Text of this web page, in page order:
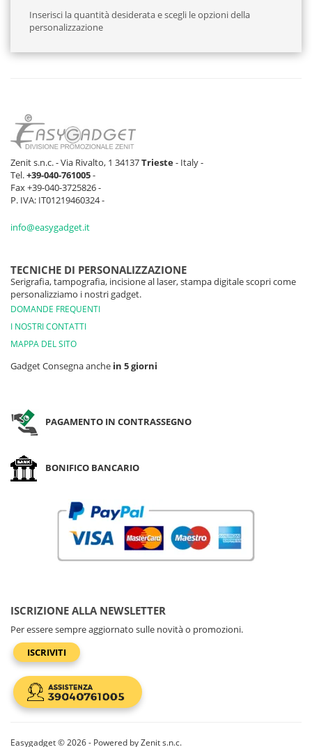
Inserisci la quantità desiderata e scegli le opzioni della
personalizzazione
Zenit s.n.c. - Via Rivalto, 1 34137Trieste- Italy -
Tel.+39-040-761005-
Fax +39-040-3725826 -
P. IVA: IT01219460324 -
info@easygadget.it
TECNICHE DI PERSONALIZZAZIONE
Serigrafia, tampografia, incisione al laser, stampa digitale scopri come
personalizziamo i nostri gadget.
DOMANDE FREQUENTI
I NOSTRI CONTATTI
MAPPA DEL SITO
Gadget Consegna anche in 5 giorni
PAGAMENTO IN CONTRASSEGNO
BONIFICO BANCARIO
ISCRIZIONE ALLA NEWSLETTER
Per essere sempre aggiornato sulle novità o promozioni.
ISCRIVITI
Easygadget © 2026 - Powered by Zenit s.n.c.